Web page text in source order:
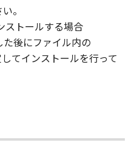
and 48 C.F.R.
4 (June 1995),
Users shall acquire
those rights set
is Canon
SOFTWARE"とは、
本ソフトウェア」を
ます。
。
トールする場合
後にファイル内の
てインストールを行って